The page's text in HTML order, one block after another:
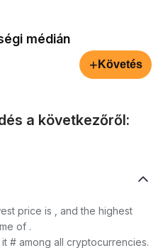
médián
+ Követés
a következőről:
price is , and the highest
of .
# among all cryptocurrencies.